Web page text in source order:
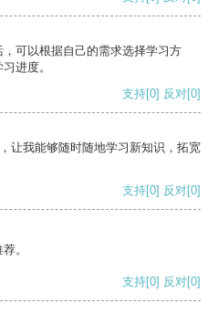
可以根据自己的需求选择学习方
进度。
支持[0] 反对[0]
让我能够随时随地学习新知识，拓宽
支持[0] 反对[0]
。
支持[0] 反对[0]